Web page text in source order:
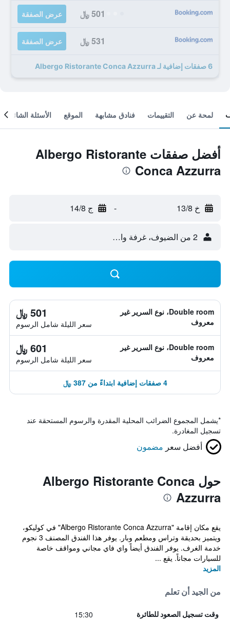
501 ﷼ عرض الصفقة
531 ﷼ عرض الصفقة
6 صفقات إضافية لـ Albergo Ristorante Conca Azzurra
لمحة عن التقييمات فنادق مشابهة الموقع الأسئلة الشائعة
أفضل صفقات Albergo Ristorante
Conca Azzurra
خ 13/8 - ج 14/8
2 من الضيوف، غرفة واحدة
Double room، نوع السرير غير
معروف
501 ﷼
سعر الليلة شامل الرسوم
Double room، نوع السرير غير
معروف
601 ﷼
سعر الليلة شامل الرسوم
4 صفقات إضافية ابتداءً من 387 ﷼
*يشمل المجموع الضرائب المحلية المقدرة والرسوم المستحقة عند
تسجيل المغادرة.
أفضل سعر مضمون
حول Albergo Ristorante Conca
Azzurra
يقع مكان إقامة "Albergo Ristorante Conca Azzurra" في كوليكو،
ويتميز بحديقة وتراس ومطعم وبار. يوفر هذا الفندق المصنف 3 نجوم
خدمة الغرف. يوفر الفندق أيضاً واي فاي مجاني ومواقف خاصة
للسيارات مجاناً. يقع ...
المزيد
من الجيد أن تعلم
وقت تسجيل الصعود للطائرة 15:30